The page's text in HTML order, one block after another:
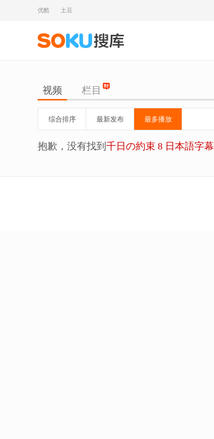
优酷 土豆
视频 栏目
综合排序 最新发布 最多播放
抱歉，没有找到 千日の約束 8 日本語字幕